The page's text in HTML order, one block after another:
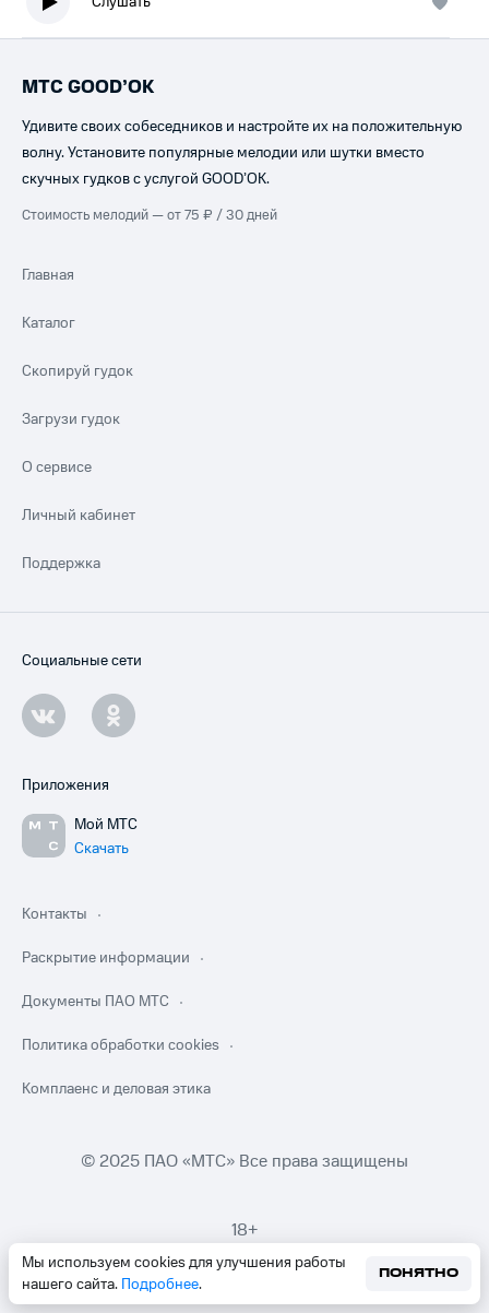
Мы используем cookies для улучшения работы
нашего сайта. Подробнее.
ПОНЯТНО
МТС GOOD’OK
Удивите своих собеседников и настройте их на положительную
волну. Установите популярные мелодии или шутки вместо
скучных гудков с услугой GOOD’OK.
Стоимость мелодий — от 75 ₽ / 30 дней
Главная
Каталог
Скопируй гудок
Загрузи гудок
О сервисе
Личный кабинет
Поддержка
Социальные сети
Приложения
Мой МТС
Скачать
Контакты
Раскрытие информации
Документы ПАО МТС
Политика обработки cookies
Комплаенс и деловая этика
© 2025 ПАО «МТС» Все права защищены
18+